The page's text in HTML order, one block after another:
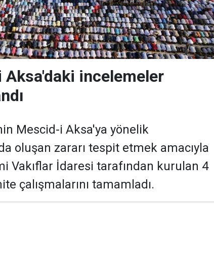
incelemeler
Mescid-i Aksa'ya yönelik
oluşan zararı tespit etmek amacıyla
Vakıflar İdaresi tarafından kurulan 4
çalışmalarını tamamladı.